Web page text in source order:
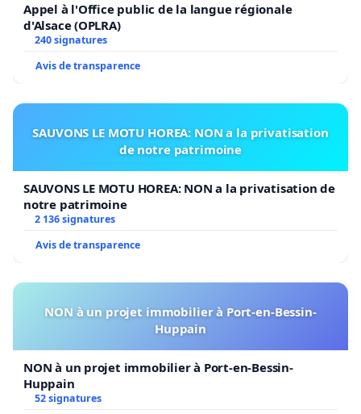
Appel à l'Office public de la langue régionale
d'Alsace (OPLRA)
240 signatures
Avis de transparence
SAUVONS LE MOTU HOREA: NON a la privatisation
de notre patrimoine
SAUVONS LE MOTU HOREA: NON a la privatisation de
notre patrimoine
2 136 signatures
Avis de transparence
NON à un projet immobilier à Port-en-Bessin-
Huppain
NON à un projet immobilier à Port-en-Bessin-
Huppain
52 signatures